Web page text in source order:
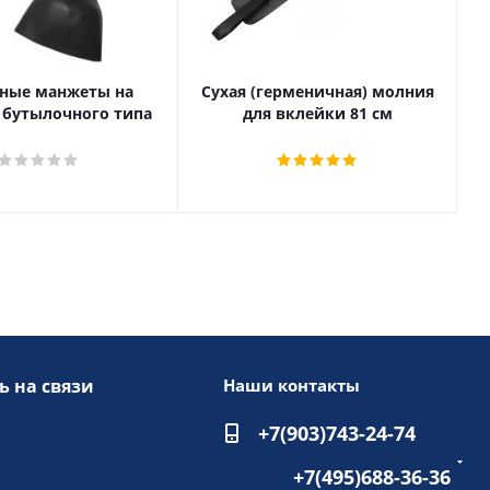
манжеты на
запястье бутылочного типа
Сухая (герменичная) молния
для вклейки 81 см
на связи Наши контакты
+7(903)743-24-74
+7(495)688-36-36